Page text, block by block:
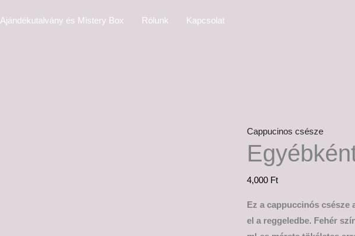
Ajándékutalvány és Mistery Box Rólunk Kapcsolat
Cappucinos csésze
4,000 Ft
Ez a cappuccinós csésze
el a reggeledbe. Fehér